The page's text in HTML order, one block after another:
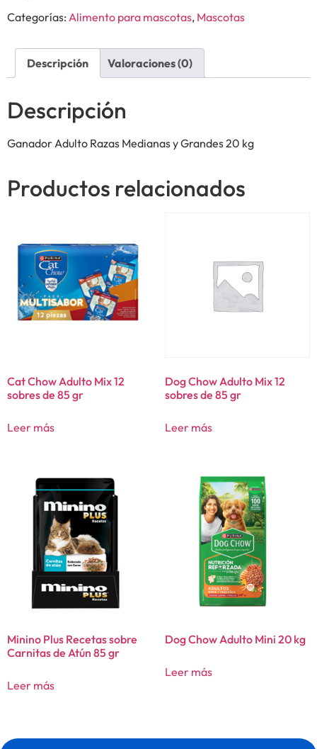
Categorías: Alimento para mascotas, Mascotas
Descripción Valoraciones (0)
Descripción
Ganador Adulto Razas Medianas y Grandes 20 kg
Productos relacionados
Cat Chow Adulto Mix 12
sobres de 85 gr
Leer más
Dog Chow Adulto Mix 12
sobres de 85 gr
Leer más
Minino Plus Recetas sobre
Carnitas de Atún 85 gr
Leer más
Dog Chow Adulto Mini 20 kg
Leer más